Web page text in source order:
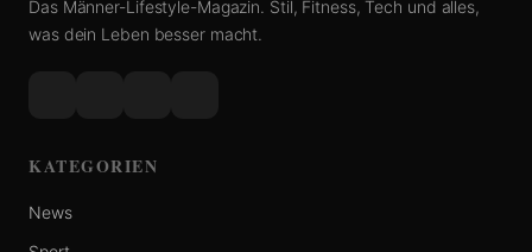
Das Männer-Lifestyle-Magazin. Stil, Fitness, Tech und alles,
was dein Leben besser macht.
KATEGORIEN
News